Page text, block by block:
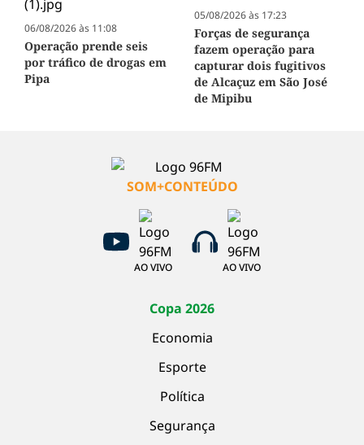
06/08/2026 às 11:08
Operação prende seis
por tráfico de drogas em
Pipa
05/08/2026 às 17:23
Forças de segurança
fazem operação para
capturar dois fugitivos
de Alcaçuz em São José
de Mipibu
SOM+CONTEÚDO
AO VIVO AO VIVO
Copa 2026
Economia
Esporte
Política
Segurança